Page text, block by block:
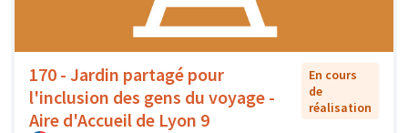
170 - Jardin partagé pour
l'inclusion des gens du voyage -
Aire d'Accueil de Lyon 9
En cours
de
réalisation